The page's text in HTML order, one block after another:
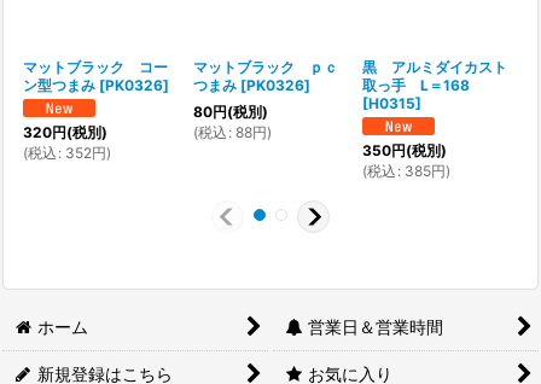
マットブラック コー
ン型つまみ [PK0326]
320円(税別)
(税込 : 352円)
マットブラック ｐｃ
つまみ [PK0326]
80円(税別)
(税込 : 88円)
黒 アルミダイカスト
取っ手 L＝168
[H0315]
350円(税別)
(税込 : 385円)
ホーム 営業日＆営業時間
新規登録はこちら お気に入り